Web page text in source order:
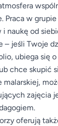
Praca w
i naukę od
– jeśli Twoje
ubiega się
chce skupić
zajęcia
oferują